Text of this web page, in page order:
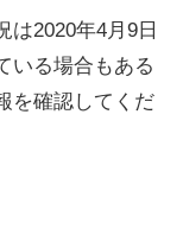
は2020年4月9日
いる場合もある
を確認してくだ